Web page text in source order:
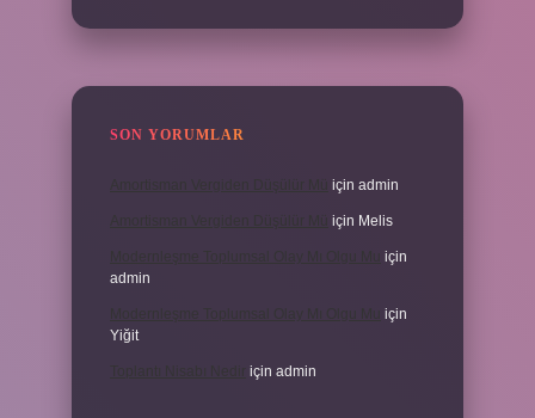
SON YORUMLAR
için admin
için Melis
için
admin
için
Yiğit
için admin